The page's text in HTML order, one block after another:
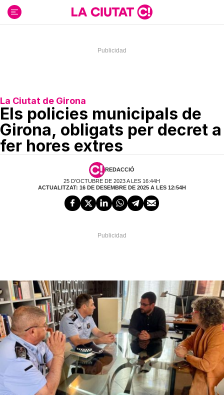
contenido
La Ciutat de Girona
Els policies municipals de
Girona, obligats per decret a
fer hores extres
REDACCIÓ
25 D'OCTUBRE DE 2023 A LES 16:44H
ACTUALITZAT: 16 DE DESEMBRE DE 2025 A LES 12:54H